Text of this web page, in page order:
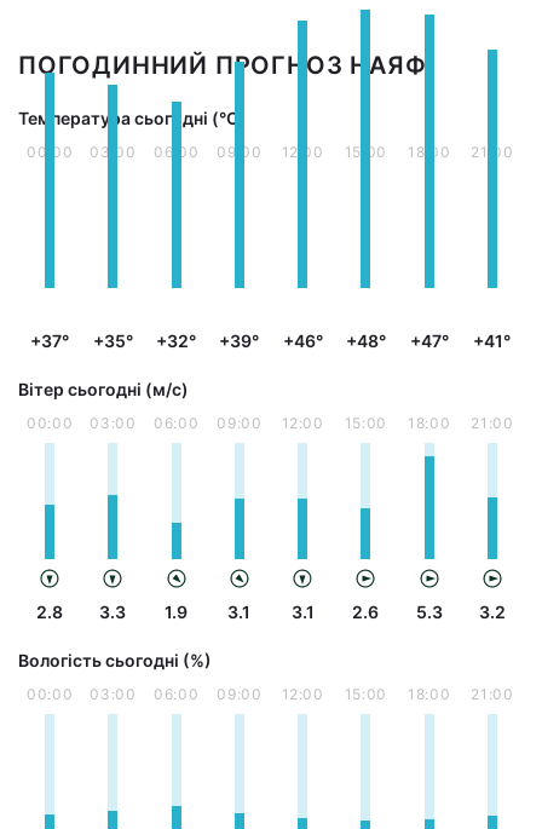
ПОГОДИННИЙ ПРОГНОЗ НАЯФ
Температура сьогодні (°С)
00:00
+37°
03:00
+35°
06:00
+32°
09:00
+39°
12:00
+46°
15:00
+48°
18:00
+47°
21:00
+41°
Вітер сьогодні (м/с)
00:00
2.8
03:00
3.3
06:00
1.9
09:00
3.1
12:00
3.1
15:00
2.6
18:00
5.3
21:00
3.2
Вологість сьогодні (%)
00:00 03:00 06:00 09:00 12:00 15:00 18:00 21:00